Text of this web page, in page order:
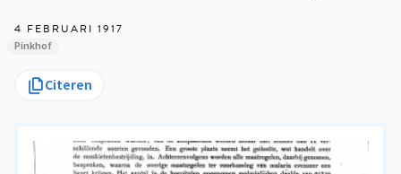
4 FEBRUARI 1917
Pinkhof
Citeren